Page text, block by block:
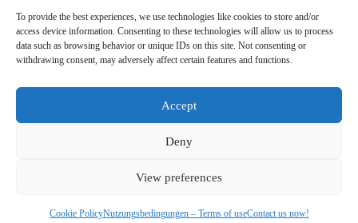
To provide the best experiences, we use technologies like cookies to store and/or
access device information. Consenting to these technologies will allow us to process
data such as browsing behavior or unique IDs on this site. Not consenting or
withdrawing consent, may adversely affect certain features and functions.
Accept
Deny
View preferences
Cookie PolicyNutzungsbedingungen – Terms of useContact us now!
Cookie Consent mit Real Cookie Banner